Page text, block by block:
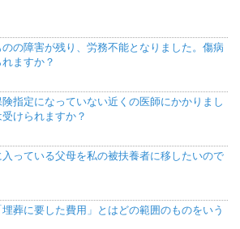
の障害が残り、労務不能となりました。傷病
ますか？
指定になっていない近くの医師にかかりまし
けられますか？
入っている父母を私の被扶養者に移したいので
葬に要した費用」とはどの範囲のものをいう